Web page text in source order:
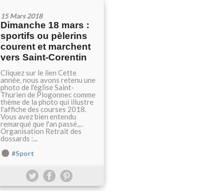
15 Mars 2018
Dimanche 18 mars :
sportifs ou pèlerins
courent et marchent
vers Saint-Corentin
Cliquez sur le lien Cette
année, nous avons retenu une
photo de l'église Saint-
Thurien de Plogonnec comme
thème de la photo qui illustre
l'affiche des courses 2018.
Vous avez bien entendu
remarqué que l'an passé,...
Organisation Retrait des
dossards :...
#Sport